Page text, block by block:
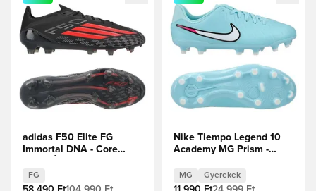
adidas F50 Elite FG
Immortal DNA - Core
FG
Nike Tiempo Legend 10
Academy MG Prism -
MG Gyerekek